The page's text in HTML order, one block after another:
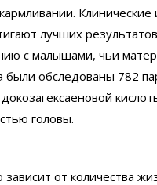
Клинические
лучших
с малышами, чьи
были обследованы 782
головы.
от количества